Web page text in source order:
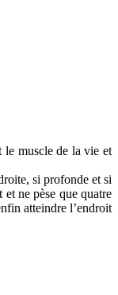
le muscle de la vie et
si profonde et si
ne pèse que quatre
atteindre l’endroit